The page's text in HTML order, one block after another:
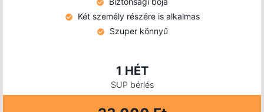
Két személy részére is alkalmas
Szuper könnyű
1 HÉT
SUP bérlés